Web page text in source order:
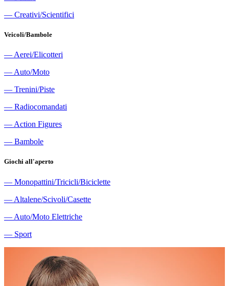
― Creativi/Scientifici
Veicoli/Bambole
― Aerei/Elicotteri
― Auto/Moto
― Trenini/Piste
― Radiocomandati
― Action Figures
― Bambole
Giochi all'aperto
― Monopattini/Tricicli/Biciclette
― Altalene/Scivoli/Casette
― Auto/Moto Elettriche
― Sport